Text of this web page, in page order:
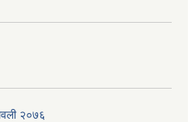
२०७६